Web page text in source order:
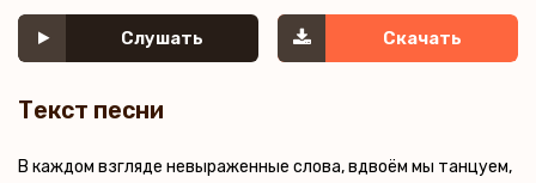
Слушать Скачать
Текст песни
В каждом взгляде невыраженные слова, вдвоём мы танцуем,